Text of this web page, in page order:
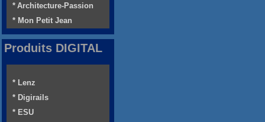
* Architecture-Passion
* Mon Petit Jean
Produits DIGITAL
* Lenz
* Digirails
* ESU